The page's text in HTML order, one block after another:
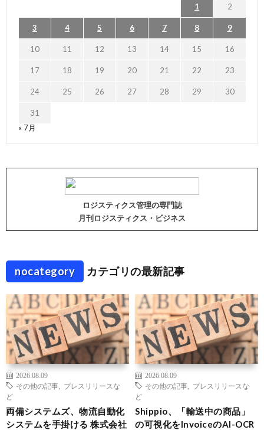
1 2
3 4 5 6 7 8 9
10 11 12 13 14 15 16
17 18 19 20 21 22 23
24 25 26 27 28 29 30
31
« 7月
ロジスティクス管理の専門誌
月刊ロジスティクス・ビジネス
nocategory カテゴリの最新記事
2026.08.09
その他の記事
プレスリリースな
ど
両備システムズ、物流自動化
システムを手掛ける 株式会社
2026.08.09
その他の記事
プレスリリースな
ど
Shippio、「輸送中の商品」
の可視化をInvoiceのAI-OCR